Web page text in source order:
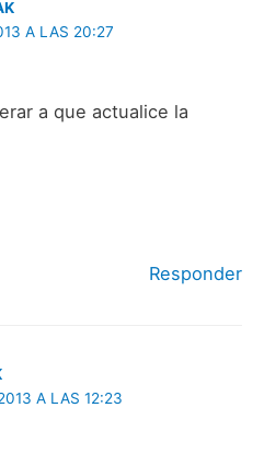
A LAS 20:27
a que actualice la
Responder
A LAS 12:23